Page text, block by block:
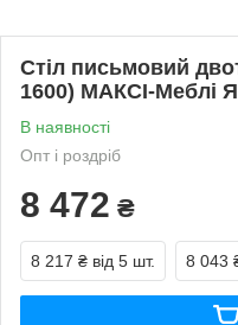
Стіл письмовий
1600) МАКСІ-Меблі
В наявності
Опт і роздріб
8 472 ₴
8 217 ₴ від 5 шт. 8 043